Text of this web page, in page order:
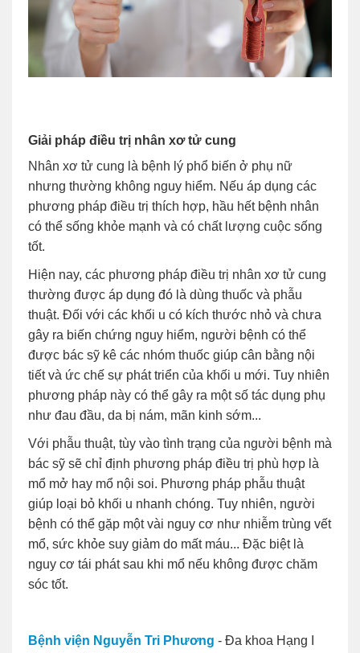
Giải pháp điều trị nhân xơ tử cung
Nhân xơ tử cung là bệnh lý phổ biến ở phụ nữ
nhưng thường không nguy hiểm. Nếu áp dụng các
phương pháp điều trị thích hợp, hầu hết bệnh nhân
có thể sống khỏe mạnh và có chất lượng cuộc sống
tốt.
Hiện nay, các phương pháp điều trị nhân xơ tử cung
thường được áp dụng đó là dùng thuốc và phẫu
thuật. Đối với các khối u có kích thước nhỏ và chưa
gây ra biến chứng nguy hiểm, người bệnh có thể
được bác sỹ kê các nhóm thuốc giúp cân bằng nội
tiết và ức chế sự phát triển của khối u mới. Tuy nhiên
phương pháp này có thể gây ra một số tác dụng phụ
như đau đầu, da bị nám, mãn kinh sớm...
Với phẫu thuật, tùy vào tình trạng của người bệnh mà
bác sỹ sẽ chỉ định phương pháp điều trị phù hợp là
mổ mở hay mổ nội soi. Phương pháp phẫu thuật
giúp loại bỏ khối u nhanh chóng. Tuy nhiên, người
bệnh có thể gặp một vài nguy cơ như nhiễm trùng vết
mổ, sức khỏe suy giảm do mất máu... Đặc biệt là
nguy cơ tái phát sau khi mổ nếu không được chăm
sóc tốt.
Bệnh viện Nguyễn Tri Phương - Đa khoa Hạng I